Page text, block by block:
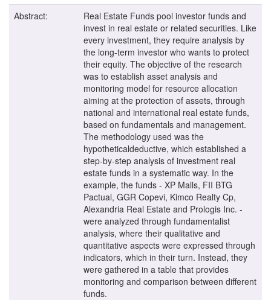
Abstract:
Real Estate Funds pool investor funds and
invest in real estate or related securities. Like
every investment, they require analysis by
the long-term investor who wants to protect
their equity. The objective of the research
was to establish asset analysis and
monitoring model for resource allocation
aiming at the protection of assets, through
national and international real estate funds,
based on fundamentals and management.
The methodology used was the
hypotheticaldeductive, which established a
step-by-step analysis of investment real
estate funds in a systematic way. In the
example, the funds - XP Malls, FII BTG
Pactual, GGR Copevi, Kimco Realty Cp,
Alexandria Real Estate and Prologis Inc. -
were analyzed through fundamentalist
analysis, where their qualitative and
quantitative aspects were expressed through
indicators, which in their turn. Instead, they
were gathered in a table that provides
monitoring and comparison between different
funds.